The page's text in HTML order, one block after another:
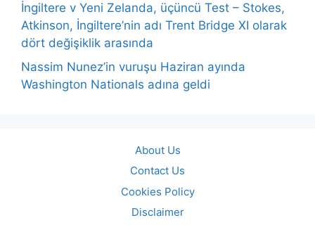
İngiltere v Yeni Zelanda, üçüncü Test – Stokes,
Atkinson, İngiltere’nin adı Trent Bridge XI olarak
dört değişiklik arasında
Nassim Nunez’in vuruşu Haziran ayında
Washington Nationals adına geldi
About Us
Contact Us
Cookies Policy
Disclaimer